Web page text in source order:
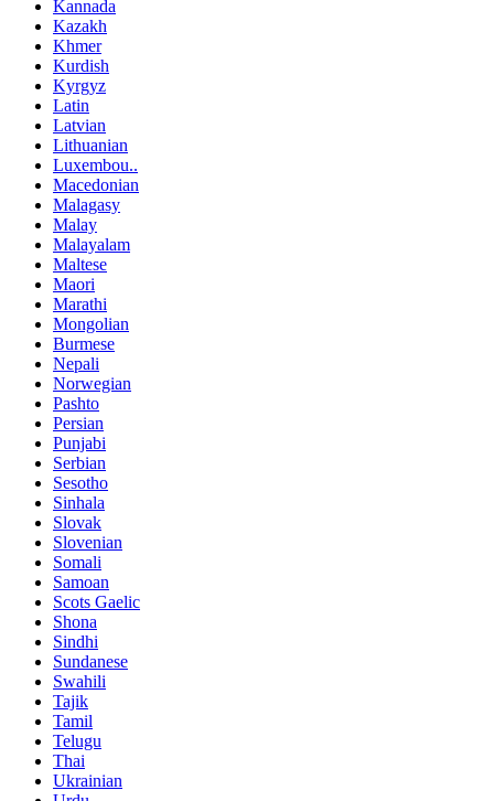
Kannada
Kazakh
Khmer
Kurdish
Kyrgyz
Latin
Latvian
Lithuanian
Luxembou..
Macedonian
Malagasy
Malay
Malayalam
Maltese
Maori
Marathi
Mongolian
Burmese
Nepali
Norwegian
Pashto
Persian
Punjabi
Serbian
Sesotho
Sinhala
Slovak
Slovenian
Somali
Samoan
Scots Gaelic
Shona
Sindhi
Sundanese
Swahili
Tajik
Tamil
Telugu
Thai
Ukrainian